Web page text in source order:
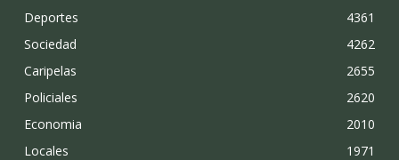
Deportes
4361
Sociedad
4262
Caripelas
2655
Policiales
2620
Economia
2010
Locales
1971